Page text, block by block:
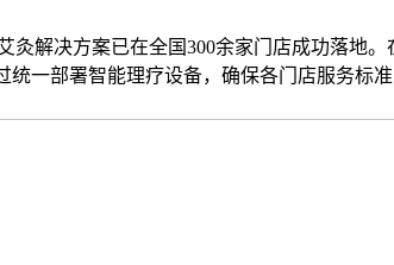
解决方案已在全国300余家门店成功落地
一部署智能理疗设备，确保各门店服务标